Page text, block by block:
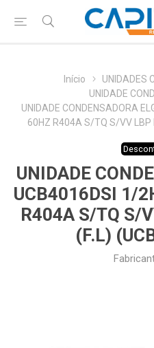
Início
UNIDADES
UNIDADE
UNIDADE CONDENSADORA
60HZ R404A S/TQ S/VV LBP
UNIDADE
UCB4016DSI 1/
R404A S/TQ S/
(F.L)